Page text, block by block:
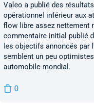
Valeo a publié des
opérationnel inférieur aux
flow libre assez nettement
commentaire initial publié
les objectifs annoncés par
semblent un peu
automobile mondial.
0